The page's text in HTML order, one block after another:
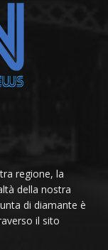
regione, la
della nostra
di diamante è
il sito